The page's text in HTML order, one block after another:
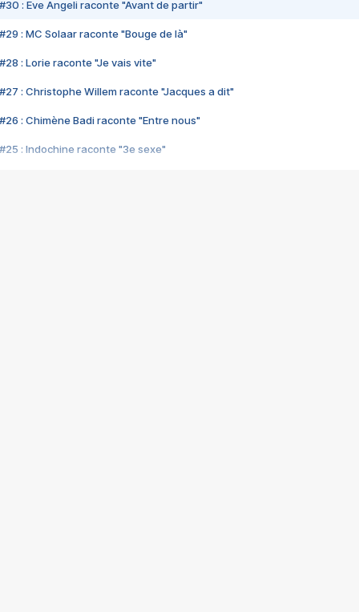
#30 : Eve Angeli raconte "Avant de partir"
#29 : MC Solaar raconte "Bouge de là"
#28 : Lorie raconte "Je vais vite"
#27 : Christophe Willem raconte "Jacques a dit"
#26 : Chimène Badi raconte "Entre nous"
#25 : Indochine raconte "3e sexe"